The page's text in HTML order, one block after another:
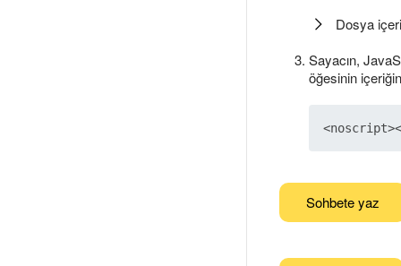
Dosya
Sayacın,
öğesinin
Sohbete yaz